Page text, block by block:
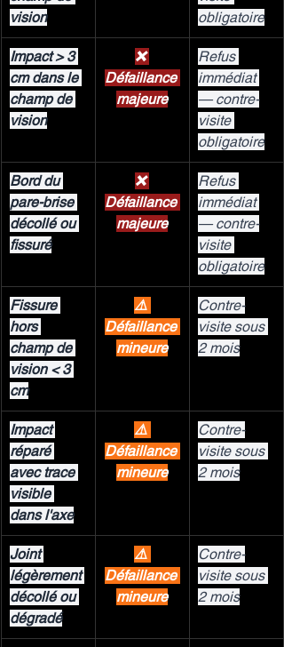
vision
obligatoire
Impact > 3
cm dans le
champ de
vision
❌
Défaillance
majeure
Refus
immédiat
— contre-
visite
obligatoire
Bord du
pare-brise
décollé ou
fissuré
❌
Défaillance
majeure
Refus
immédiat
— contre-
visite
obligatoire
Fissure
hors
champ de
vision < 3
cm
⚠️
Défaillance
mineure
Contre-
visite sous
2 mois
Impact
réparé
avec trace
visible
dans l'axe
⚠️
Défaillance
mineure
Contre-
visite sous
2 mois
Joint
légèrement
décollé ou
dégradé
⚠️
Défaillance
mineure
Contre-
visite sous
2 mois